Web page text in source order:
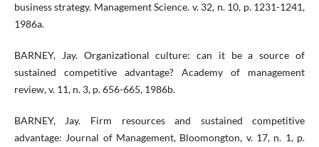
business strategy. Management Science. v. 32, n. 10, p. 1231-1241,
1986a.
BARNEY, Jay. Organizational culture: can it be a source of
sustained competitive advantage? Academy of management
review, v. 11, n. 3, p. 656-665, 1986b.
BARNEY, Jay. Firm resources and sustained competitive
advantage: Journal of Management, Bloomongton, v. 17, n. 1, p.